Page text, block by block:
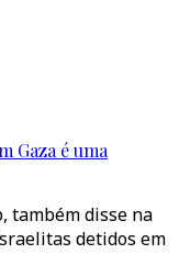
Gaza é uma
também disse na
detidos em